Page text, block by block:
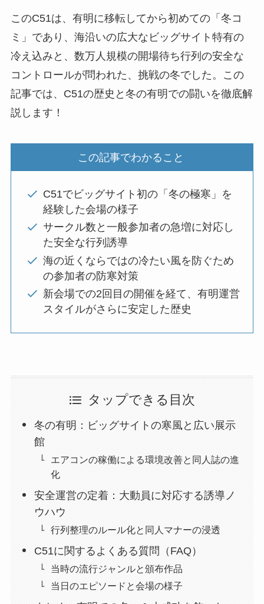
このC51は、有明に移転してから初めての「冬コ
ミ」であり、海沿いの広大なビッグサイト特有の
冷え込みと、数万人規模の開場待ち行列の安全な
コントロールが問われた、挑戦の冬でした。この
記事では、C51の歴史と冬の有明での闘いを徹底解
説します！
この記事でわかること
C51でビッグサイト初の「冬の極寒」を
経験した会場の様子
サークル数と一般参加者の急増に対応し
た安全な行列誘導
海の近くならではの冷たい風を防ぐため
の参加者の防寒対策
新会場での2回目の開催を経て、有明運営
スタイルがさらに安定した歴史
タップできる目次
冬の有明：ビッグサイトの寒風と広い展示
館
エアコンの稼働による環境改善と同人誌の進
化
安全運営の定着：大動員に対応する誘導ノ
ウハウ
行列整理のルール化と同人マナーの浸透
C51に関するよくある質問（FAQ）
当時の流行ジャンルと頒布作品
当日のエピソードと会場の様子